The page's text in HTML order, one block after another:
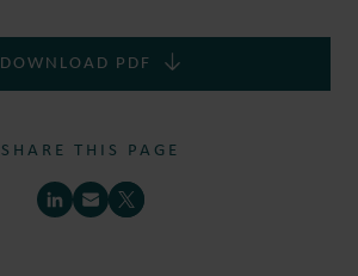
DOWNLOAD PDF
SHARE THIS PAGE